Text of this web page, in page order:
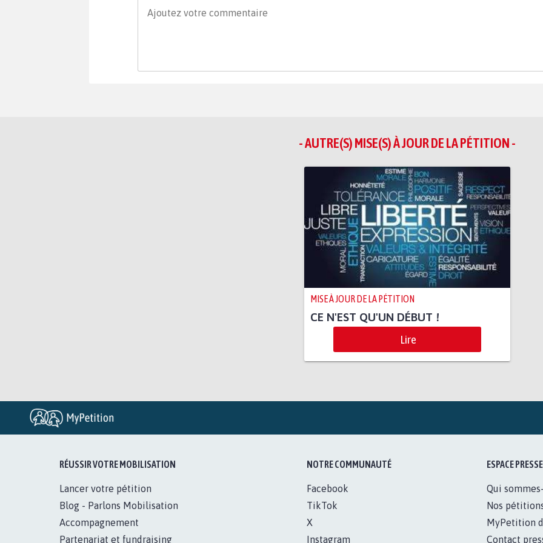
- AUTRE(S) MISE(S) À JOUR DE LA PÉTITION -
MISE À JOUR DE LA PÉTITION
CE N'EST QU'UN DÉBUT !
Lire
RÉUSSIR VOTRE MOBILISATION
Lancer votre pétition
Blog - Parlons Mobilisation
Accompagnement
Partenariat et fundraising
NOTRE COMMUNAUTÉ
Facebook
TikTok
X
Instagram
ESPACE PRESSE
Qui
Nos
MyPetition
Contact